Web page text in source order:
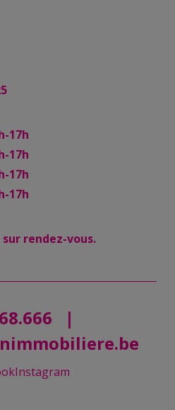
17h
17h
17h
17h
rendez-vous.
|
Instagram